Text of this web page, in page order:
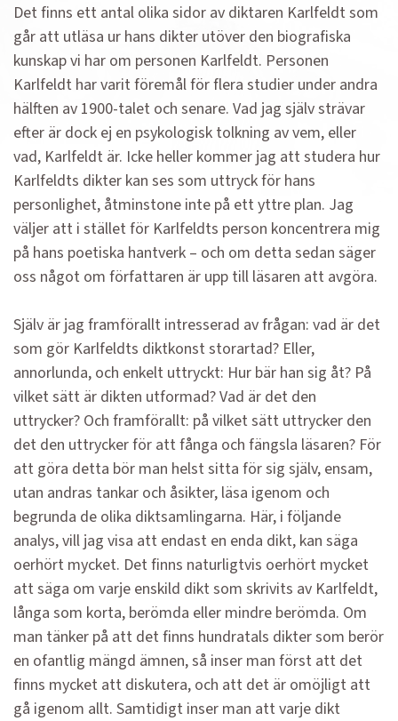
Det finns ett antal olika sidor av diktaren Karlfeldt som
går att utläsa ur hans dikter utöver den biografiska
kunskap vi har om personen Karlfeldt. Personen
Karlfeldt har varit föremål för flera studier under andra
hälften av 1900-talet och senare. Vad jag själv strävar
efter är dock ej en psykologisk tolkning av vem, eller
vad, Karlfeldt är. Icke heller kommer jag att studera hur
Karlfeldts dikter kan ses som uttryck för hans
personlighet, åtminstone inte på ett yttre plan. Jag
väljer att i stället för Karlfeldts person koncentrera mig
på hans poetiska hantverk – och om detta sedan säger
oss något om författaren är upp till läsaren att avgöra.
Själv är jag framförallt intresserad av frågan: vad är det
som gör Karlfeldts diktkonst storartad? Eller,
annorlunda, och enkelt uttryckt: Hur bär han sig åt? På
vilket sätt är dikten utformad? Vad är det den
uttrycker? Och framförallt: på vilket sätt uttrycker den
det den uttrycker för att fånga och fängsla läsaren? För
att göra detta bör man helst sitta för sig själv, ensam,
utan andras tankar och åsikter, läsa igenom och
begrunda de olika diktsamlingarna. Här, i följande
analys, vill jag visa att endast en enda dikt, kan säga
oerhört mycket. Det finns naturligtvis oerhört mycket
att säga om varje enskild dikt som skrivits av Karlfeldt,
långa som korta, berömda eller mindre berömda. Om
man tänker på att det finns hundratals dikter som berör
en ofantlig mängd ämnen, så inser man först att det
finns mycket att diskutera, och att det är omöjligt att
gå igenom allt. Samtidigt inser man att varje dikt